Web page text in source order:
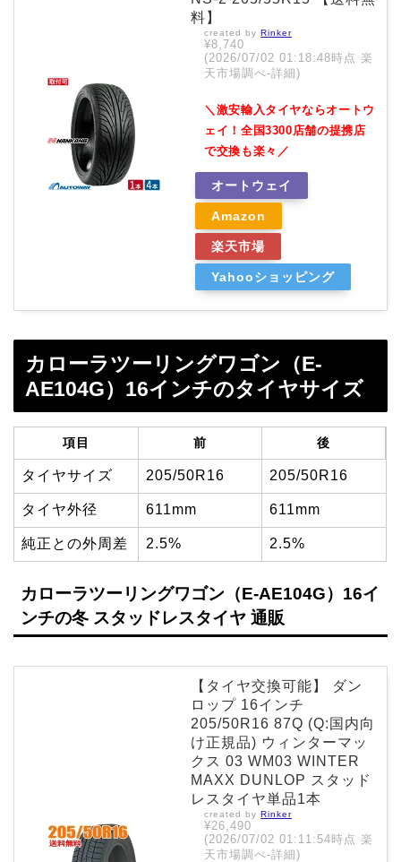
料】
created by Rinker
¥8,740
(2026/07/02 01:18:48時点 楽
天市場調べ-詳細)
＼激安輸入タイヤならオートウ
ェイ！全国3300店舗の提携店
で交換も楽々／
オートウェイ
Amazon
楽天市場
Yahooショッピング
カローラツーリングワゴン（E-
AE104G）16インチのタイヤサイズ
項目 前 後
タイヤサイズ 205/50R16 205/50R16
タイヤ外径 611mm 611mm
純正との外周差 2.5% 2.5%
カローラツーリングワゴン（E-AE104G）16イ
ンチの冬 スタッドレスタイヤ 通販
【タイヤ交換可能】 ダン
ロップ 16インチ
205/50R16 87Q (Q:国内向
け正規品) ウィンターマッ
クス 03 WM03 WINTER
MAXX DUNLOP スタッド
レスタイヤ単品1本
created by Rinker
¥26,490
(2026/07/02 01:11:54時点 楽
天市場調べ-詳細)